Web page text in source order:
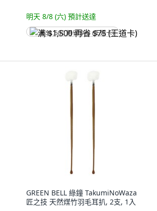
明天 8/8 (六) 預計送達
满 $1,500 再省 $75 (王道卡)
GREEN BELL 綠鐘 TakumiNoWaza
匠之技 天然煤竹羽毛耳扒, 2支, 1入